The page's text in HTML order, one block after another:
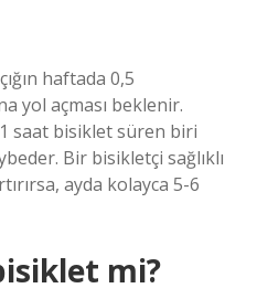
haftada 0,5
yol açması beklenir.
saat bisiklet süren biri
Bir bisikletçi sağlıklı
ayda kolayca 5-6
mi?